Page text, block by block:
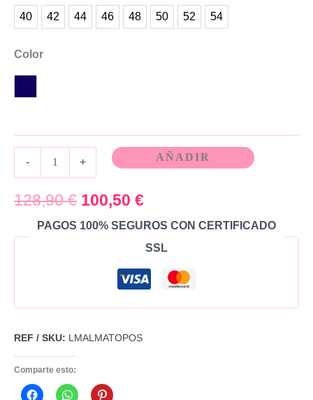
valoraciones
de clientes
40 42 44 46 48 50 52 54
Color
Azul Marino
- + AÑADIR
128,90€ 100,50 €
PAGOS 100% SEGUROS CON CERTIFICADO
SSL
REF / SKU: LMALMATOPOS
Comparte esto: